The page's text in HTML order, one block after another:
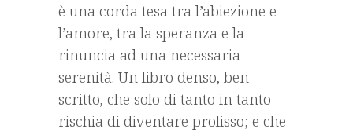
è una corda tesa tra l’abiezione e
l’amore, tra la speranza e la
rinuncia ad una necessaria
serenità. Un libro denso, ben
scritto, che solo di tanto in tanto
rischia di diventare prolisso; e che